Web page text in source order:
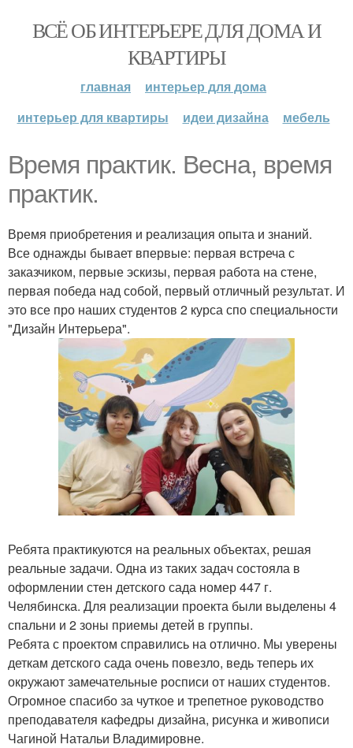
ВСЁ ОБ ИНТЕРЬЕРЕ ДЛЯ ДОМА И
КВАРТИРЫ
главная
интерьер для дома
интерьер для квартиры
идеи дизайна мебель
Время практик. Весна, время
практик.
Время приобретения и реализация опыта и знаний.
Все однажды бывает впервые: первая встреча с
заказчиком, первые эскизы, первая работа на стене,
первая победа над собой, первый отличный результат. И
это все про наших студентов 2 курса спо специальности
"Дизайн Интерьера".
Ребята практикуются на реальных объектах, решая
реальные задачи. Одна из таких задач состояла в
оформлении стен детского сада номер 447 г.
Челябинска. Для реализации проекта были выделены 4
спальни и 2 зоны приемы детей в группы.
Ребята с проектом справились на отлично. Мы уверены
деткам детского сада очень повезло, ведь теперь их
окружают замечательные росписи от наших студентов.
Огромное спасибо за чуткое и трепетное руководство
преподавателя кафедры дизайна, рисунка и живописи
Чагиной Натальи Владимировне.